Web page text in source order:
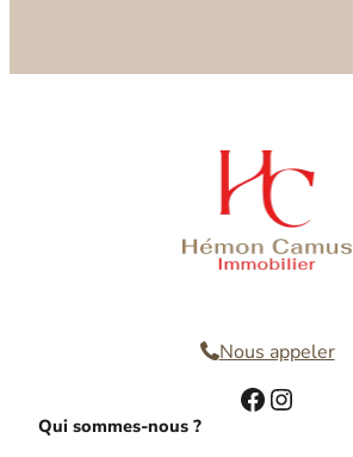
Nous appeler
Facebook Instagram
Qui sommes-nous ?